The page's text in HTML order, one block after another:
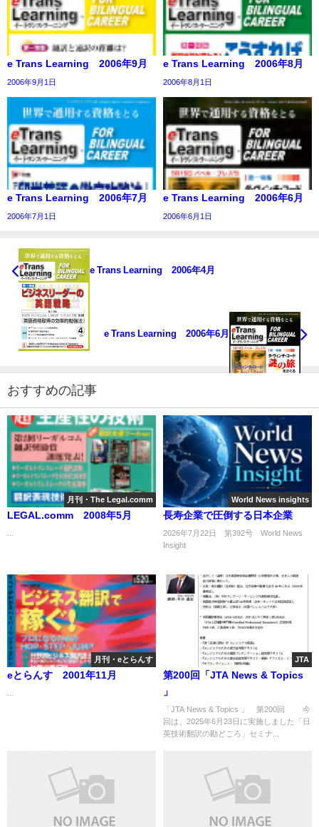
e Trans Learning 2006年9月
2006年9月1日
e Trans Learning 2006年8月
2006年8月1日
e Trans Learning 2006年7月
2006年7月1日
e Trans Learning 2006年6月
2006年6月1日
e Trans Learning 2006年4月
e Trans Learning 2006年6月
おすすめの記事
月刊・The Legal.comm
LEGAL.comm 2008年5月
World News insights
長寿企業で圧倒する日本企業
2026年7月22日 第392号 World News
Insight
月刊・eとらんす
eとらんす 2001年11月
JTA
第200回「JTA News & Topics
」
「JTA News & Topics 」 第200回 今
回は、2025年6月23日に実施しました「日
英技術翻訳の勘どころ」セミナ...